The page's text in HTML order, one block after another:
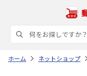
ホーム ネットショップ